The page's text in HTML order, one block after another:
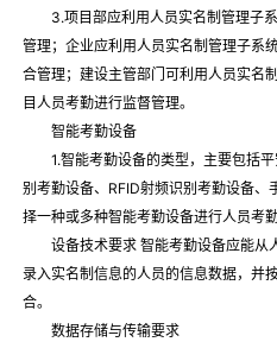
3.项目部应利用人员实名制管理子系
管理；企业应利用人员实名制管理子系
合管理；建设主管部门可利用人员实名
目人员考勤进行监督管理。
智能考勤设备
1.智能考勤设备的类型，主要包括平
别考勤设备、RFID射频识别考勤设备
择一种或多种智能考勤设备进行人员考
设备技术要求 智能考勤设备应能从
录入实名制信息的人员的信息数据，并
合。
数据存储与传输要求